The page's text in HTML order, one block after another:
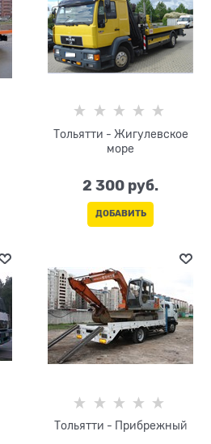
Тольятти - Жигулевское
море
2 300 руб.
ДОБАВИТЬ
Тольятти - Прибрежный